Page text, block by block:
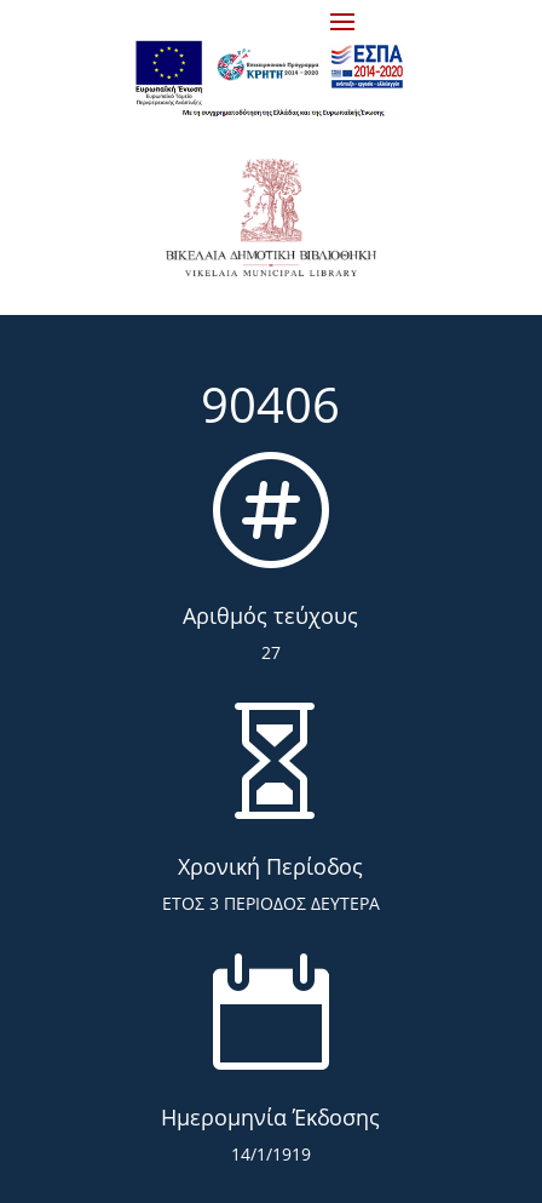
90406

Αριθμός τεύχους
27

Χρονική Περίοδος
ΕΤΟΣ 3 ΠΕΡΙΟΔΟΣ ΔΕΥΤΕΡΑ

Ημερομηνία Έκδοσης
14/1/1919